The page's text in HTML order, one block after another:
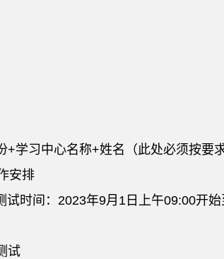
+学习中心名称+姓名（此处必须按要
安排
试时间：2023年9月1日上午09:00开
试